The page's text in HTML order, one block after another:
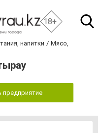
18+
напитки
Мясо,
предприятие